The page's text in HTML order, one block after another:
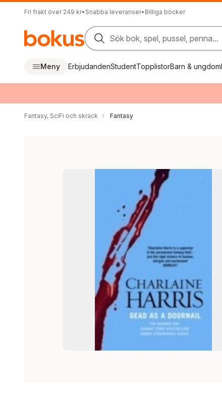
Fri frakt över 249 kr• Snabba leveranser• Billiga böcker
Sök bok, spel, pussel, penna...
Meny ErbjudandenStudentTopplistorBarn & ungdom
Fantasy, SciFi och skräck Fantasy